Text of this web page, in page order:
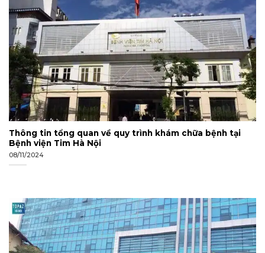
Thông tin tổng quan về quy trình khám chữa bệnh tại
Bệnh viện Tim Hà Nội
08/11/2024